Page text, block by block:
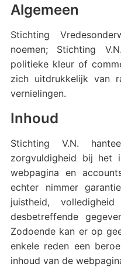
Algemeen
Stichting
noemen; Stichting
politieke kleur of
zich uitdrukkelijk van
vernielingen.
Inhoud
Stichting V.N.
zorgvuldigheid bij het
webpagina en
echter nimmer
juistheid,
desbetreffende
Zodoende kan er op
enkele reden een
inhoud van de